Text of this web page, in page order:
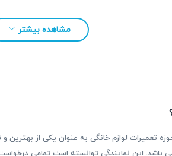
مشاهده بیشتر
بیش از ۳۰ سال فعالیت در حوزه تعمیرات لوازم خانگی به
می باشد. این نمایندگی توانسته است تمامی